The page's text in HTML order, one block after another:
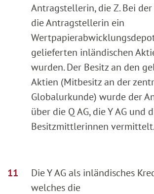
Antragstellerin, die Z. Bei
die Antragstellerin ein
gelieferten inländischen
wurden. Der Besitz an den
Aktien (Mitbesitz an der
Globalurkunde) wurde der
über die Q AG, die Y AG und
Besitzmittlerinnen
Die Y AG als inländisches
welches die